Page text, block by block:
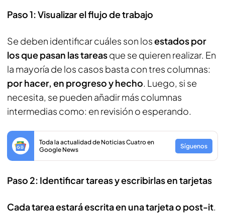
Paso 1: Visualizar el flujo de trabajo
Se deben identificar cuáles son losestados por
los que pasan las tareasque se quieren realizar. En
la mayoría de los casos basta con tres columnas:
por hacer, en progreso y hecho. Luego, si se
necesita, se pueden añadir más columnas
intermedias como: en revisión o esperando.
Toda la actualidad de Noticias Cuatro en
Google News
Síguenos
Paso 2: Identificar tareas y escribirlas en tarjetas
Cada tarea estará escrita en una tarjeta o post-it.